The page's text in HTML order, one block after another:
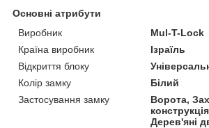
Основні атрибути
Виробник
Mul-T-Lock
Країна виробник
Ізраїль
Відкриття блоку
Колір замку
Білий
Застосування замку
Ворота,
Дерев'яні